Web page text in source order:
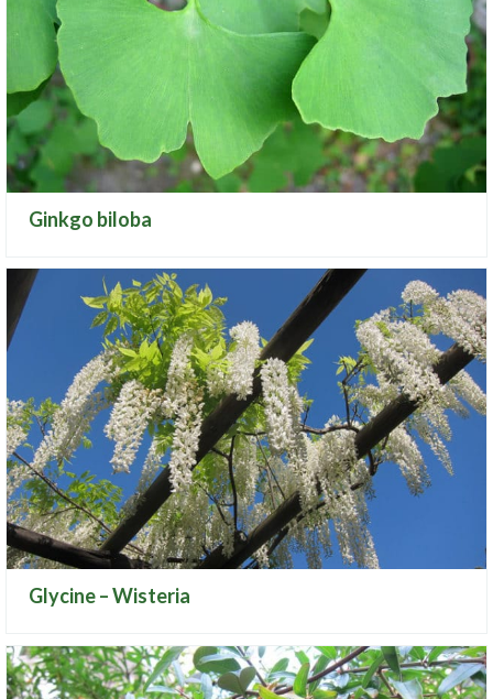
Ginkgo biloba
Glycine – Wisteria